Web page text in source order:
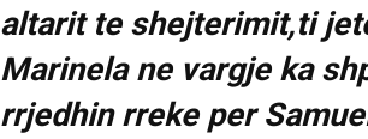
altarit te shejterimit,ti
Marinela ne vargje ka
rrjedhin rreke per